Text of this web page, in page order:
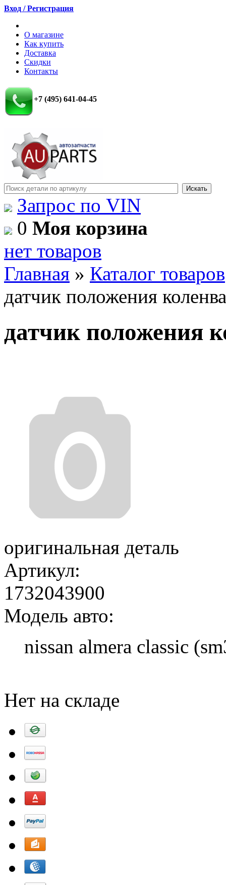
Вход / Регистрация
О магазине
Как купить
Доставка
Скидки
Контакты
+7 (495) 641-04-45
Запрос по VIN
0 Моя корзина
нет товаров
Главная » Каталог товаров
датчик положения
датчик положения
оригинальная деталь
Артикул:
1732043900
Модель авто:
nissan almera classic
Нет на складе